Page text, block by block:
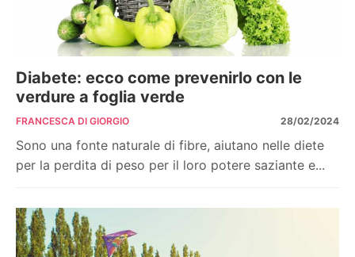
Diabete: ecco come prevenirlo con le
verdure a foglia verde
FRANCESCA DI GIORGIO 28/02/2024
Sono una fonte naturale di fibre, aiutano nelle diete
per la perdita di peso per il loro potere saziante e...